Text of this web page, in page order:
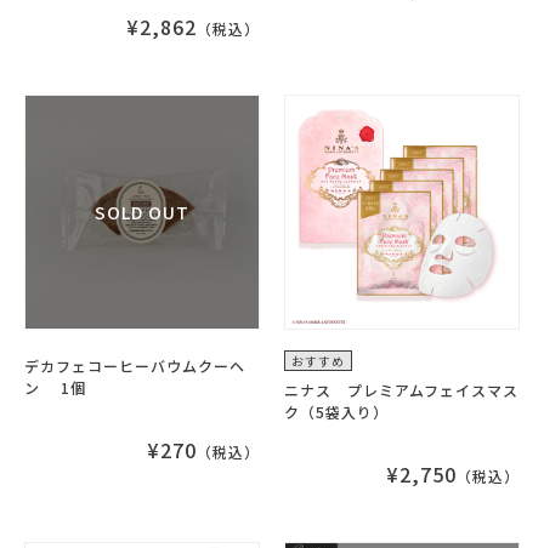
¥2,862 （税込）
デカフェコーヒーバウムクーヘ
ン 1個
¥270 （税込）
おすすめ
ニナス プレミアムフェイスマス
ク（5袋入り）
¥2,750 （税込）